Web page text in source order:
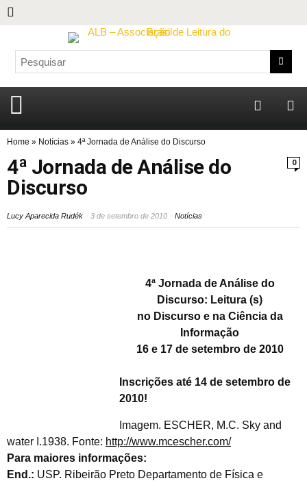
Home » Notícias » 4ª Jornada de Análise do Discurso
0
4ª Jornada de Análise do
Discurso
Lucy Aparecida Rudék 3 de setembro de 2010 Notícias
4ª Jornada de Análise do
Discurso: Leitura (s)
no Discurso e na Ciência da
Informação
16 e 17 de setembro de 2010
Inscrições até 14 de setembro de
2010!
Imagem. ESCHER, M.C. Sky and
water I.1938. Fonte: http://www.mcescher.com/
Para maiores informações:
End.: USP. Ribeirão Preto Departamento de Física e